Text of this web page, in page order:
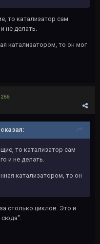
то катализатор сам
не делать.
катализатором, то он мог
266
то катализатор сам
и не делать.
катализатором, то он
столько циклов. Это и
сюда".